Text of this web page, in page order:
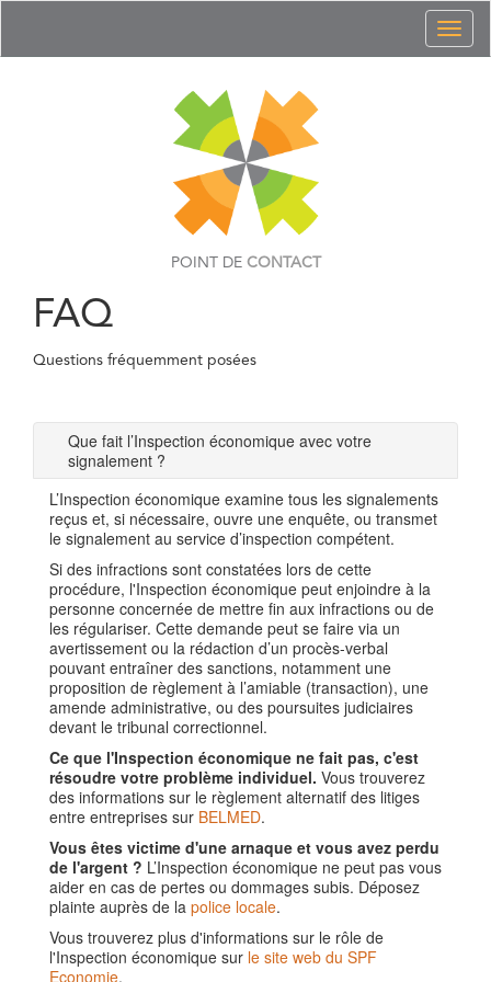
POINT DE CONTACT
FAQ
Questions fréquemment posées
Que fait l’Inspection économique avec votre
signalement ?
L’Inspection économique examine tous les signalements
reçus et, si nécessaire, ouvre une enquête, ou transmet
le signalement au service d’inspection compétent.
Si des infractions sont constatées lors de cette
procédure, l'Inspection économique peut enjoindre à la
personne concernée de mettre fin aux infractions ou de
les régulariser. Cette demande peut se faire via un
avertissement ou la rédaction d’un procès-verbal
pouvant entraîner des sanctions, notamment une
proposition de règlement à l’amiable (transaction), une
amende administrative, ou des poursuites judiciaires
devant le tribunal correctionnel.
Ce que l'Inspection économique ne fait pas, c'est
résoudre votre problème individuel. Vous trouverez
des informations sur le règlement alternatif des litiges
entre entreprises sur BELMED.
Vous êtes victime d'une arnaque et vous avez perdu
de l'argent ? L’Inspection économique ne peut pas vous
aider en cas de pertes ou dommages subis. Déposez
plainte auprès de la police locale.
Vous trouverez plus d'informations sur le rôle de
l'Inspection économique sur le site web du SPF
Economie.